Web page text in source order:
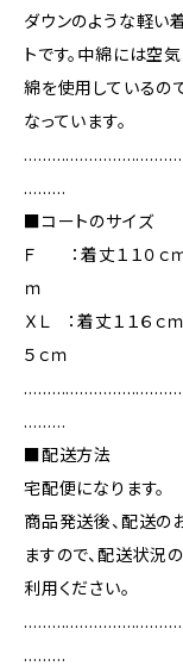
ダウンのような軽い
トです。中綿には空
綿を使用しているの
なっています。
………
■コートのサイズ
Ｆ ：着丈１１０ｃ
ｍ
ＸＬ ：着丈１１６
５ｃｍ
………
■配送方法
宅配便になります。
商品発送後、配送の
ますので、配送状況
利用ください。
………